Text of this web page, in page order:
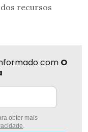
recursos
com O
obter mais
.